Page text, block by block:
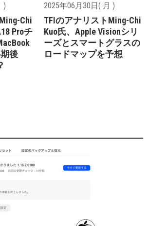
)
Chi
Proチ
後
2025年06月30日( 月 )
TFIのアナリストMing-Chi
Kuo氏、Apple Visionシリ
ーズとスマートグラスの
ロードマップを予想